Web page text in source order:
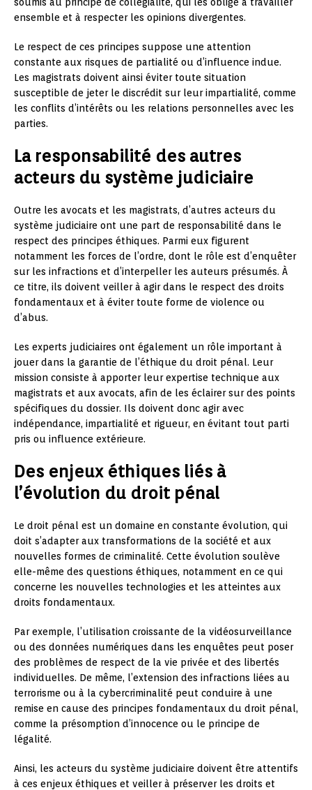
ensemble et à respecter les opinions divergentes.
Le respect de ces principes suppose une attention
constante aux risques de partialité ou d’influence indue.
Les magistrats doivent ainsi éviter toute situation
susceptible de jeter le discrédit sur leur impartialité, comme
les conflits d’intérêts ou les relations personnelles avec les
parties.
La responsabilité des autres
acteurs du système judiciaire
Outre les avocats et les magistrats, d’autres acteurs du
système judiciaire ont une part de responsabilité dans le
respect des principes éthiques. Parmi eux figurent
notamment les forces de l’ordre, dont le rôle est d’enquêter
sur les infractions et d’interpeller les auteurs présumés. À
ce titre, ils doivent veiller à agir dans le respect des droits
fondamentaux et à éviter toute forme de violence ou
d’abus.
Les experts judiciaires ont également un rôle important à
jouer dans la garantie de l’éthique du droit pénal. Leur
mission consiste à apporter leur expertise technique aux
magistrats et aux avocats, afin de les éclairer sur des points
spécifiques du dossier. Ils doivent donc agir avec
indépendance, impartialité et rigueur, en évitant tout parti
pris ou influence extérieure.
Des enjeux éthiques liés à
l’évolution du droit pénal
Le droit pénal est un domaine en constante évolution, qui
doit s’adapter aux transformations de la société et aux
nouvelles formes de criminalité. Cette évolution soulève
elle-même des questions éthiques, notamment en ce qui
concerne les nouvelles technologies et les atteintes aux
droits fondamentaux.
Par exemple, l’utilisation croissante de la vidéosurveillance
ou des données numériques dans les enquêtes peut poser
des problèmes de respect de la vie privée et des libertés
individuelles. De même, l’extension des infractions liées au
terrorisme ou à la cybercriminalité peut conduire à une
remise en cause des principes fondamentaux du droit pénal,
comme la présomption d’innocence ou le principe de
légalité.
Ainsi, les acteurs du système judiciaire doivent être attentifs
à ces enjeux éthiques et veiller à préserver les droits et